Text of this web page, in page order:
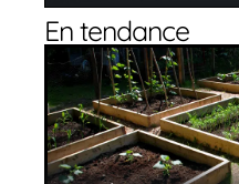
En tendance